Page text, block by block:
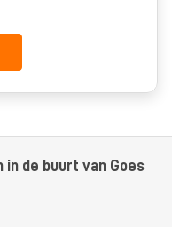
de buurt van Goes